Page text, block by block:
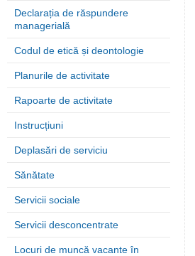
Declarația de răspundere
managerială
Codul de etică și deontologie
Planurile de activitate
Rapoarte de activitate
Instrucțiuni
Deplasări de serviciu
Sănătate
Servicii sociale
Servicii desconcentrate
Locuri de muncă vacante în